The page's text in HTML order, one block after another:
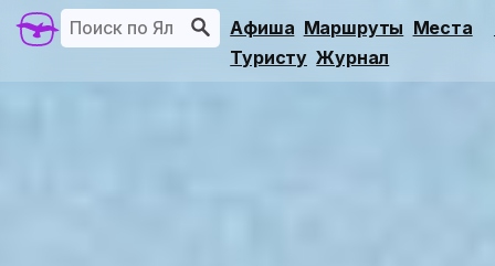
Афиша Маршруты Места
Туристу Журнал